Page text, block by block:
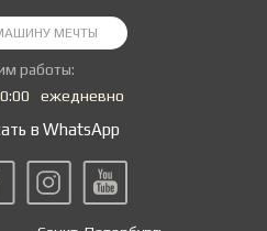
работы:
ежедневно
в WhatsApp